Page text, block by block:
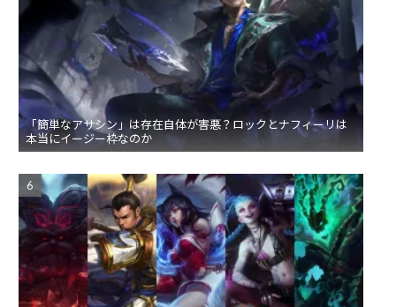
「簡単なアサシン」は存在自体が害悪？ロックとナフィーリは
本当にイージー枠なのか